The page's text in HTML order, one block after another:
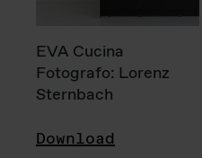
EVA Cucina
Fotografo: Lorenz
Sternbach
Download